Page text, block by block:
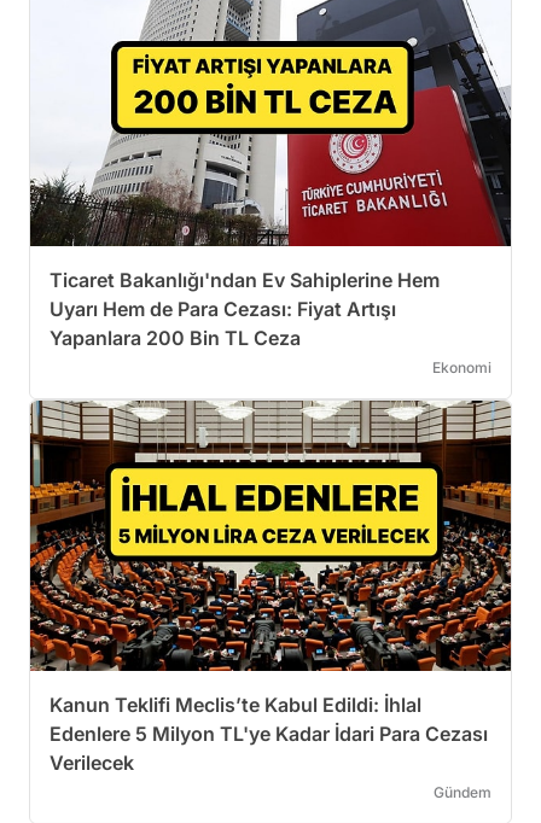
Ticaret Bakanlığı'ndan Ev Sahiplerine Hem
Uyarı Hem de Para Cezası: Fiyat Artışı
Yapanlara 200 Bin TL Ceza
Ekonomi
Kanun Teklifi Meclis’te Kabul Edildi: İhlal
Edenlere 5 Milyon TL'ye Kadar İdari Para Cezası
Verilecek
Gündem